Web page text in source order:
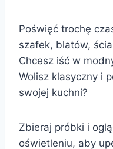
Poświęć trochę
szafek, blatów,
Chcesz iść w
Wolisz klasyczny i
swojej kuchni?
Zbieraj próbki i
oświetleniu, aby